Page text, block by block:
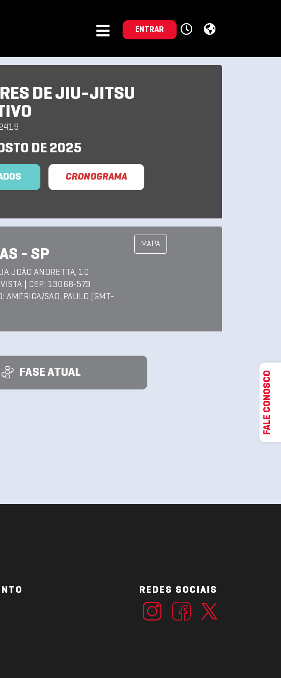
ENTRAR
DE JIU-JITSU
DE 2025
CRONOGRAMA
- SP
JOÃO ANDRETTA, 10
VISTA | CEP: 13068-573
AMERICA/SAO_PAULO (GMT-
MAPA
FASE ATUAL
REDES SOCIAIS
FALE CONOSCO